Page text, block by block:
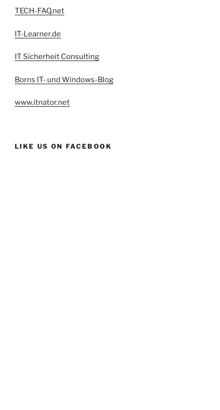
TECH-FAQ.net
IT-Learner.de
IT Sicherheit Consulting
Borns IT- und Windows-Blog
www.itnator.net
LIKE US ON FACEBOOK